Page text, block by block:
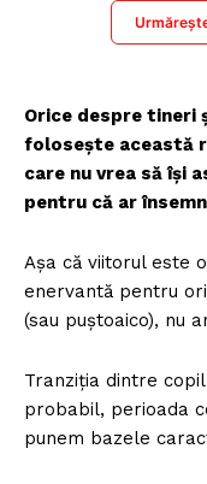
Orice despre tineri
folosește această
care nu vrea să își
pentru că ar
Așa că viitorul este
enervantă pentru
(sau puștoaico), nu
Tranziția dintre
probabil, perioada
punem bazele